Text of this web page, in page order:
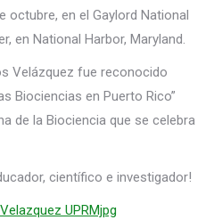
octubre, en el Gaylord National
en National Harbor, Maryland.
Velázquez fue reconocido
Biociencias en Puerto Rico”
de la Biociencia que se celebra
científico e investigador!